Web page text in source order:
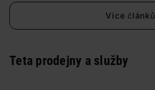
Více článků
Teta prodejny a služby